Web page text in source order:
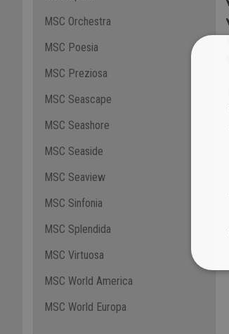
MSC Orchestra
MSC Poesia
MSC Preziosa
MSC Seascape
MSC Seashore
MSC Seaside
MSC Seaview
MSC Sinfonia
MSC Splendida
MSC Virtuosa
MSC World America
MSC World Europa